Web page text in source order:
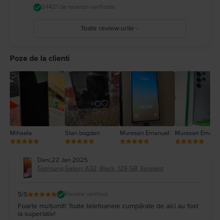
24421 de recenzii verificate
Toate review-urile
2
1
Poze de la clienti
Mihaela Stan bogdan Muresan Emanuel Muresan
Dani,22 Jan 2025
Samsung Galaxy A32, Black, 128 GB, Excelent
5/5 Review verificat
Foarte mulțumit! Toate telefoanele cumpărate de aici au fost
la superlativ!